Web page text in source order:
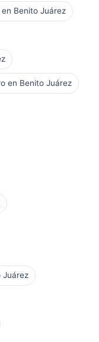
en Benito Juárez
en Benito Juárez
Juárez